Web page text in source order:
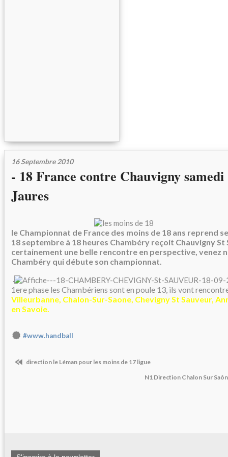
16 Septembre 2010
- 18 France contre Chauvigny samedi
Jaures
le Championnat de France des moins de 18 ans reprend
18 septembre à 18 heures Chambéry reçoit Chauvigny St
certainement une belle rencontre en perspective, venez
Chambéry qui débute son championnat.
.
1ere phase les Chambériens sont en poule 13, ils vont
Villeurbanne, Chalon-Sur-Saone, Chevigny St Sauveur,
en Savoie.
#www.handball
direction le Léman pour les moins de 17 ligue
N1 Direction Chalon Sur